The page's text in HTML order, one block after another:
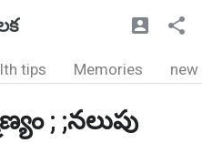
tips Memories new
; ;నలుపు